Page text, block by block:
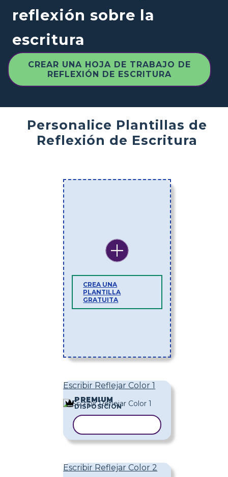
reflexión sobre la
escritura
CREAR UNA HOJA DE TRABAJO DE
REFLEXIÓN DE ESCRITURA
Personalice Plantillas de
Reflexión de Escritura
CREA UNA
PLANTILLA
GRATUITA
Escribir Reflejar Color 1
PREMIUM
DISPOSICIÓN
Escribir Reflejar Color 2